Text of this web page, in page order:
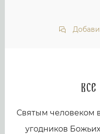
Святым человеком
угодников